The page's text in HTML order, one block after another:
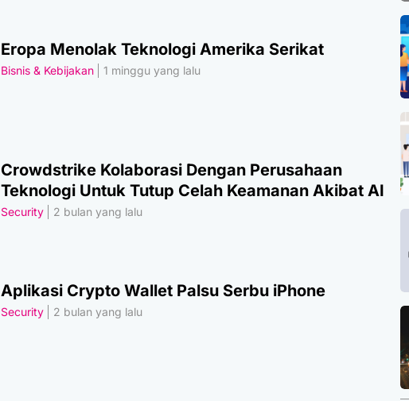
Eropa Menolak Teknologi Amerika Serikat
Bisnis & Kebijakan 1 minggu yang lalu
Crowdstrike Kolaborasi Dengan Perusahaan
Teknologi Untuk Tutup Celah Keamanan Akibat AI
Security 2 bulan yang lalu
Aplikasi Crypto Wallet Palsu Serbu iPhone
Security 2 bulan yang lalu